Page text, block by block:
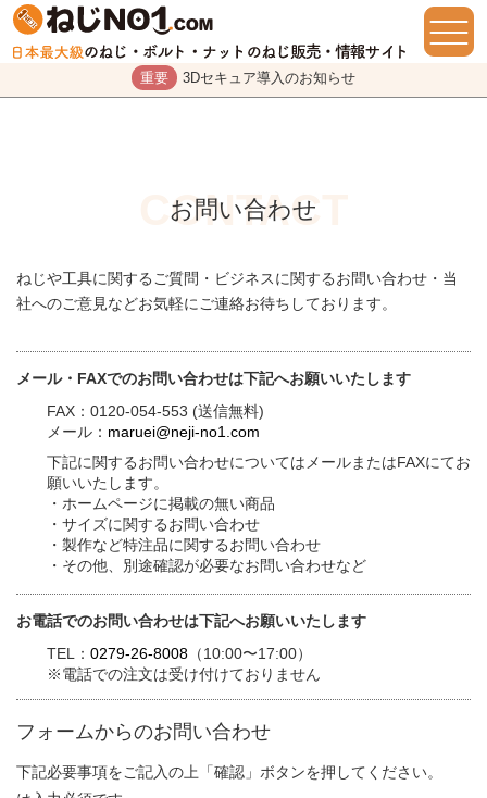
重要 3Dセキュア導入のお知らせ
お問い合わせ
ねじや工具に関するご質問・ビジネスに関するお問い合わせ・当
社へのご意見などお気軽にご連絡お待ちしております。
メール・FAXでのお問い合わせは下記へお願いいたします
FAX：0120-054-553 (送信無料)
メール： maruei@neji-no1.com
下記に関するお問い合わせについてはメールまたはFAXにてお
願いいたします。
・ホームページに掲載の無い商品
・サイズに関するお問い合わせ
・製作など特注品に関するお問い合わせ
・その他、別途確認が必要なお問い合わせなど
お電話でのお問い合わせは下記へお願いいたします
TEL： 0279-26-8008 （10:00〜17:00）
※電話での注文は受け付けておりません
フォームからのお問い合わせ
下記必要事項をご記入の上「確認」ボタンを押してください。